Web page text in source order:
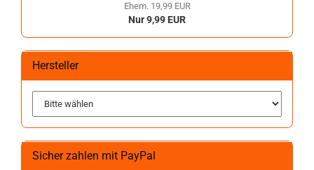
Ehem. 19,99 EUR
Nur 9,99 EUR
Hersteller
Sicher zahlen mit PayPal